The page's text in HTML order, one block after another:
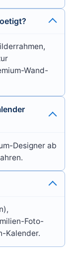
Wand-
Designer ab
Foto-
Kalender.